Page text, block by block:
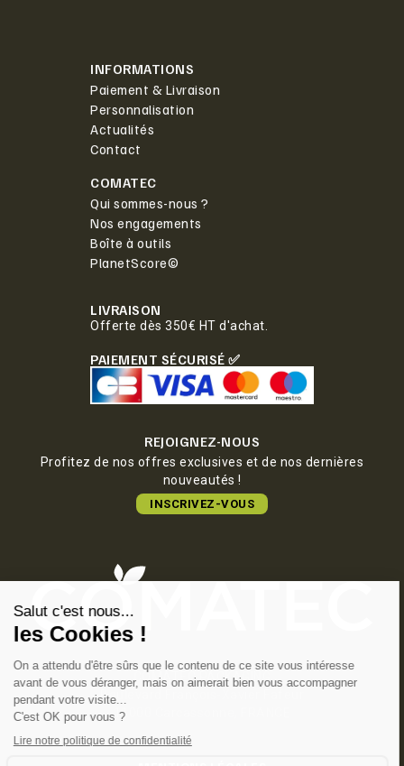
INFORMATIONS
Paiement & Livraison
Personnalisation
Actualités
Contact
COMATEC
Qui sommes-nous ?
Nos engagements
Boîte à outils
PlanetScore©
LIVRAISON
Offerte dès 350€ HT d'achat.
PAIEMENT SÉCURISÉ ✅
REJOIGNEZ-NOUS
Profitez de nos offres exclusives et de nos dernières
nouveautés !
INSCRIVEZ-VOUS
COMATEC PACKAGING
Boulevard François-Xavier Fafeur
11000 Carcassonne, FRANCE